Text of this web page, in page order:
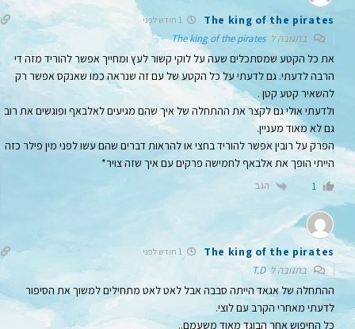
The king of the pirates 1 חודש לפני
בתגובה לThe king of the pirates
את כל הקטע שמסתכלים שעה על לוקי קשור לעץ ומחייך אפשר להוריד מזה די
הרבה לדעתי. גם לדעתי על כל הקטע של עם זה שנראה כמו שאנקס אפשר רק
להשאיר קטע קטן .
ולדעתי אולי גם לקצר את ההתחלה של איך שהם מגיעים לאלבאף ופוגשים את רוב
גם לא מאוד מעניין.
הפרק על רובין אפשר להוריד בחצי או להראות דברים שהם עשו לפני מין פילר כזה
הייתי הופך את אלבאף לחמישה פרקים עם איך שזה צויר*
1 הגב
The king of the pirates 1 חודש לפני
בתגובה לT.D
ההתחלה של אגאד הייתה סבבה אבל לאט לאט מתחילים למשוך את הסיפור
לדעתי מאחרי הקרב עם לוצי.
כל החיפוש אחר הבוגד מאוד משעמם..